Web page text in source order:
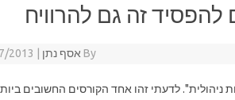
זה גם להרוויח
By אסף נתן 2013
לדעתי זהו אחד הקורסים החשובים